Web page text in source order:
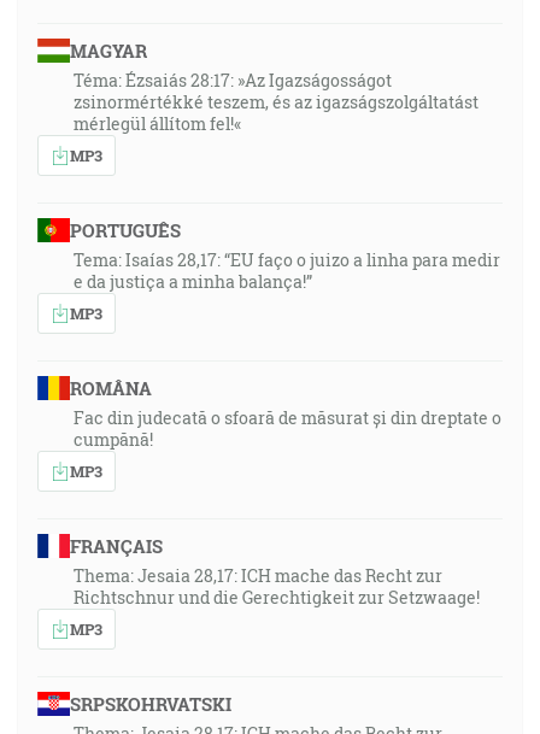
MAGYAR
Téma: Ézsaiás 28:17: »Az Igazságosságot
zsinormértékké teszem, és az igazságszolgáltatást
mérlegül állítom fel!«
MP3
PORTUGUÊS
Tema: Isaías 28,17: “EU faço o juizo a linha para medir
e da justiça a minha balança!”
MP3
ROMÂNA
Fac din judecată o sfoară de măsurat și din dreptate o
cumpănă!
MP3
FRANÇAIS
Thema: Jesaia 28,17: ICH mache das Recht zur
Richtschnur und die Gerechtigkeit zur Setzwaage!
MP3
SRPSKOHRVATSKI